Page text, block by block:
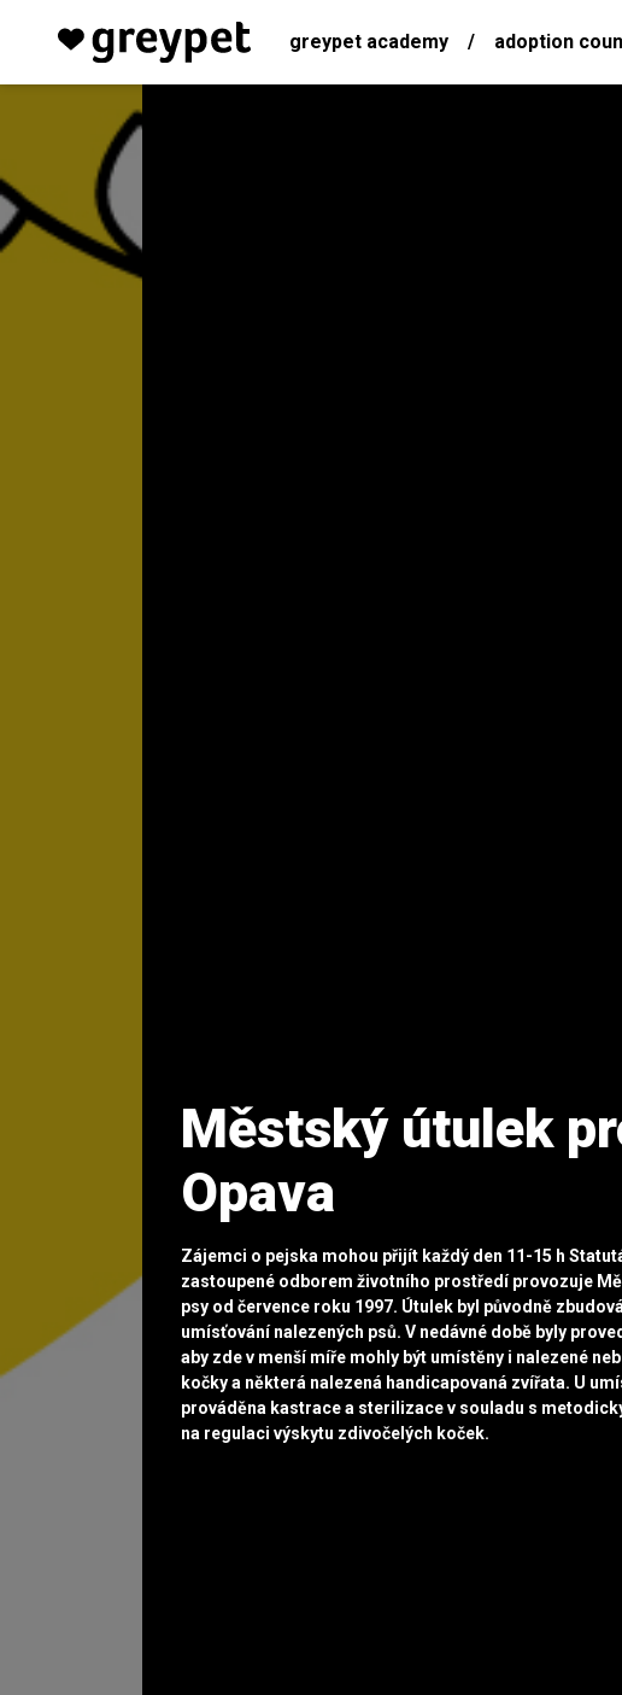
greypet academy / adoption
Městský útulek
Opava
Zájemci o pejska mohou přijít každý den 11-15 h
zastoupené odborem životního prostředí provozuje
psy od července roku 1997. Útulek byl původně
umísťování nalezených psů. V nedávné době byly
aby zde v menší míře mohly být umístěny i nalezené
kočky a některá nalezená handicapovaná zvířata. U
prováděna kastrace a sterilizace v souladu s
na regulaci výskytu zdivočelých koček.